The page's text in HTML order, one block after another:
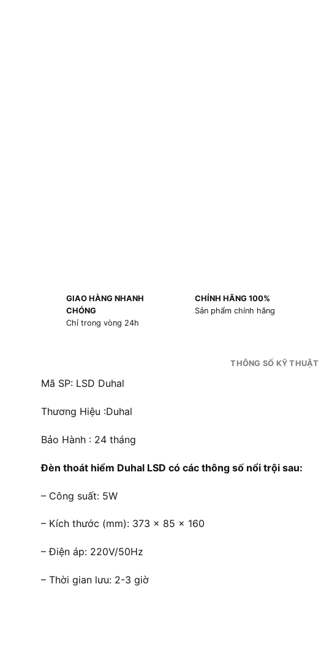
GIAO HÀNG NHANH
CHÓNG
Chỉ trong vòng 24h
CHÍNH HÃNG 100%
Sản phẩm chính hãng
THÔNG SỐ KỸ THUẬT
Mã SP: LSD Duhal
Thương Hiệu :Duhal
Bảo Hành : 24 tháng
Đèn thoát hiểm Duhal LSD có các thông số nổi trội sau:
– Công suất: 5W
– Kích thước (mm): 373 x 85 x 160
– Điện áp: 220V/50Hz
– Thời gian lưu: 2-3 giờ